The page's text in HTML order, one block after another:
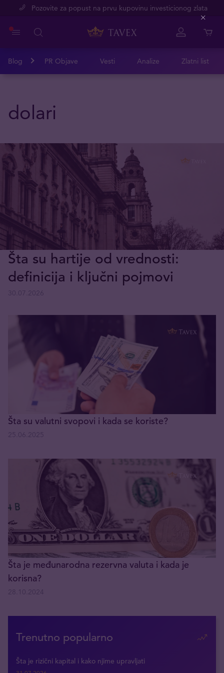
Pozovite za popust na prvu kupovinu investicionog zlata
Blog PR Objave Vesti Analize Zlatni list
dolari
Šta su hartije od vrednosti:
definicija i ključni pojmovi
Šta su valutni svopovi i kada se koriste?
Šta je međunarodna rezervna valuta i kada je
korisna?
Trenutno popularno
Šta je rizični kapital i kako njime upravljati
Close